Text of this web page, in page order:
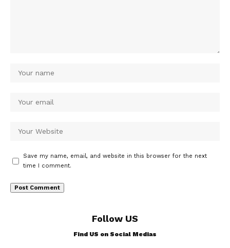
Save my name, email, and website in this browser for the next
time I comment.
Follow US
Find US on Social Medias